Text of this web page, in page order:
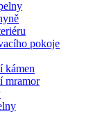
pokoje
kámen
mramor